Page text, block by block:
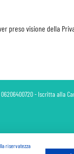
preso visione della
- Iscritta alla
riservatezza